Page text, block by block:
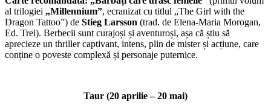
al trilogiei „Millennium”, ecranizat cu titlul „The Girl with the
Dragon Tattoo”) de Stieg Larsson (trad. de Elena-Maria Morogan,
Ed. Trei). Berbecii sunt curajoși și aventuroși, așa că știu să
aprecieze un thriller captivant, intens, plin de mister și acțiune, care
conține o poveste complexă și personaje puternice.
Taur (20 aprilie – 20 mai)